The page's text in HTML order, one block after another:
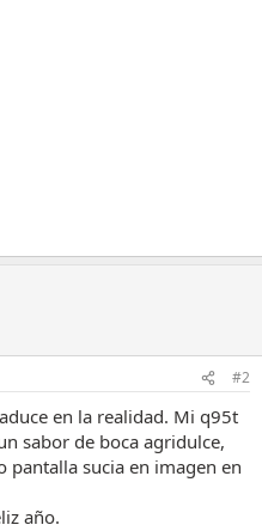
#2
en la realidad. Mi q95t
sabor de boca agridulce,
pantalla sucia en imagen en
año.